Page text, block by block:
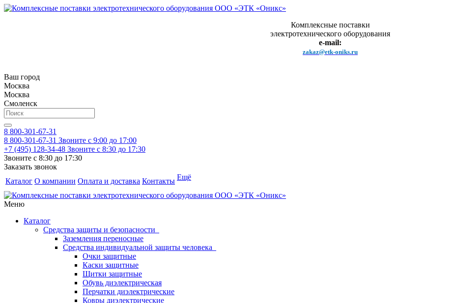
Комплексные поставки
электротехнического оборудования
e-mail:
zakaz@etk-oniks.ru
Ваш город
Москва
Москва
Смоленск
8 800-301-67-31
8 800-301-67-31 Звоните с 9:00 до 17:00
+7 (495) 128-34-48 Звоните с 8:30 до 17:30
Звоните с 8:30 до 17:30
Заказать звонок
Каталог О компании Оплата и доставка Контакты Ещё
Меню
Каталог
Средства защиты и безопасности
Заземления переносные
Средства индивидуальной защиты человека
Очки защитные
Каски защитные
Щитки защитные
Обувь диэлектрическая
Перчатки диэлектрические
Ковры диэлектрические